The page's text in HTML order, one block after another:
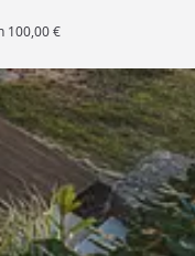
100,00 €